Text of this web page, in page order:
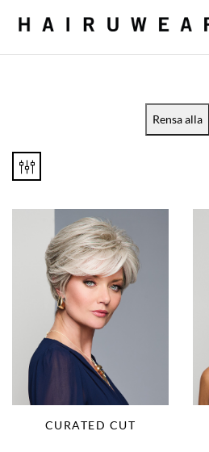
Rensa alla
CURATED CUT